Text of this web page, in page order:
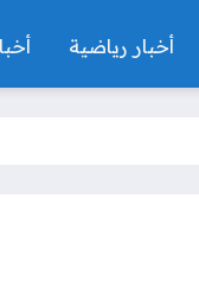
أخبار رياضية